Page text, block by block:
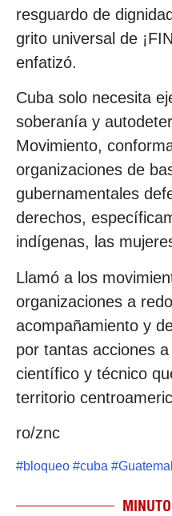
resguardo de
grito universal de
enfatizó.
Cuba solo necesita
soberanía y
Movimiento,
organizaciones de
gubernamentales
derechos,
indígenas, las
Llamó a los
organizaciones a
acompañamiento y
por tantas acciones
científico y técnico
territorio
ro/znc
#bloqueo #cuba #